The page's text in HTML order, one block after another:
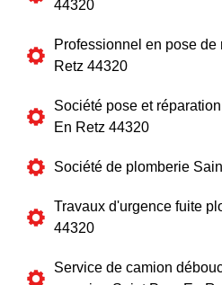
44320
Professionnel en pose
Retz 44320
Société pose et
En Retz 44320
Société de plomberie
Travaux d'urgence fuite
44320
Service de camion